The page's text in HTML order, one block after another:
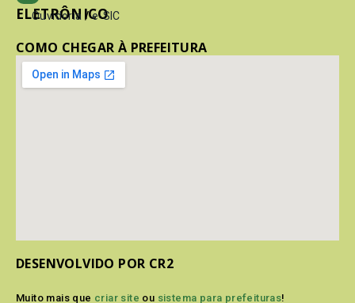
ELETRÔNICO
Ouvidoria / e-SIC
COMO CHEGAR À PREFEITURA
DESENVOLVIDO POR CR2
Muito mais que criar site ou sistema para prefeituras!